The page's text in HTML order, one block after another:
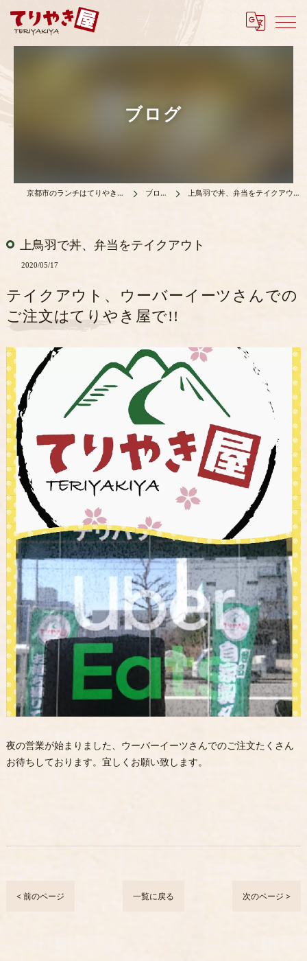
ブログ
京都市のランチはてりやき屋 ブログ 上鳥羽で丼、弁当をテイクアウト
上鳥羽で丼、弁当をテイクアウト
2020/05/17
テイクアウト、ウーバーイーツさんでの
ご注文はてりやき屋で!!
夜の営業が始まりました、ウーバーイーツさんでのご注文たくさん
お待ちしております。宜しくお願い致します。
< 前のページ 一覧に戻る 次のページ >